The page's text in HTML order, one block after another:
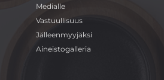
Medialle
Vastuullisuus
Jälleenmyyjäksi
Aineistogalleria